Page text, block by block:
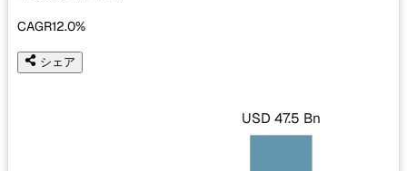
CAGR12.0%
シェア
USD 47.5 Bn